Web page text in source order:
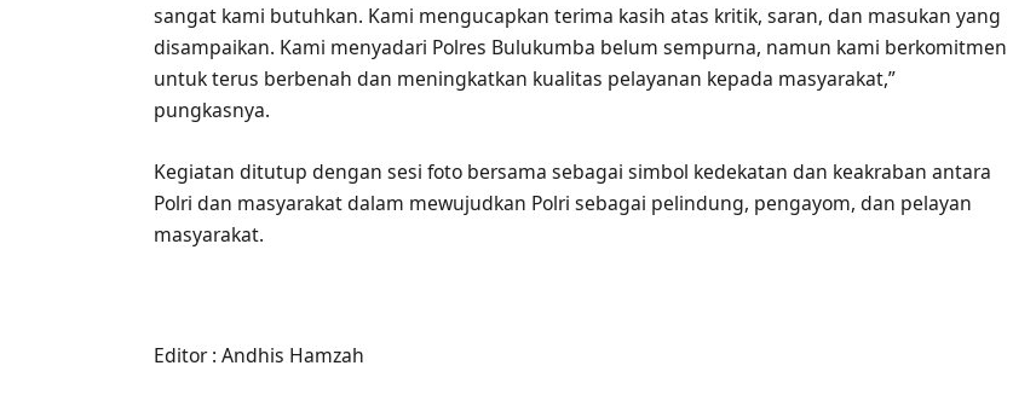
sangat kami butuhkan. Kami mengucapkan terima kasih atas kritik, saran, dan masukan yang
disampaikan. Kami menyadari Polres Bulukumba belum sempurna, namun kami berkomitmen
untuk terus berbenah dan meningkatkan kualitas pelayanan kepada masyarakat,”
pungkasnya.
Kegiatan ditutup dengan sesi foto bersama sebagai simbol kedekatan dan keakraban antara
Polri dan masyarakat dalam mewujudkan Polri sebagai pelindung, pengayom, dan pelayan
masyarakat.
Editor : Andhis Hamzah